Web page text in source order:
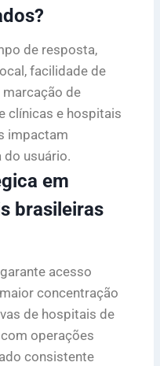
de resposta,
facilidade de
de
clínicas e hospitais
impactam
do usuário.
em
brasileiras
acesso
concentração
de hospitais de
operações
consistente